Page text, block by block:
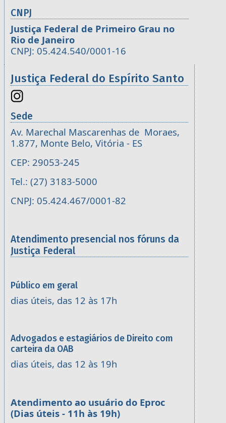
CNPJ
Justiça Federal de Primeiro Grau no
Rio de Janeiro
CNPJ: 05.424.540/0001-16
Justiça Federal do Espírito Santo
Sede
Av. Marechal Mascarenhas de Moraes,
1.877, Monte Belo, Vitória - ES
CEP: 29053-245
Tel.: (27) 3183-5000
CNPJ: 05.424.467/0001-82
Atendimento presencial nos fóruns da
Justiça Federal
Público em geral
dias úteis, das 12 às 17h
Advogados e estagiários de Direito com
carteira da OAB
dias úteis, das 12 às 19h
Atendimento ao usuário do Eproc
(Dias úteis - 11h às 19h)